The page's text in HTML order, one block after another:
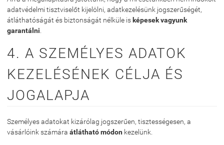
adatvédelmi tisztviselőt kijelölni, adatkezelésünk jogszerűségét,
átláthatóságát és biztonságát nélküle is képesek vagyunk
garantálni
4. A SZEMÉLYES ADATOK
KEZELÉSÉNEK CÉLJA ÉS
JOGALAPJA
Személyes adatokat kizárólag jogszerűen, tisztességesen, a
vásárlóink számára átlátható módon kezelünk.